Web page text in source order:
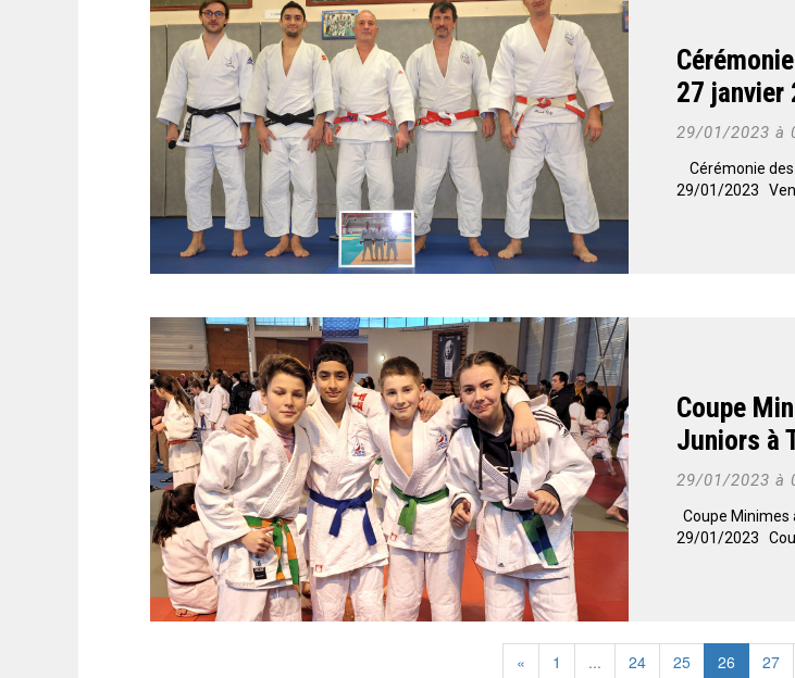
27 janvier
29/01/2023 à
Cérémonie
29/01/2023
Coupe
Juniors à
29/01/2023 à
Coupe Minimes
29/01/2023
« 1 ... 24 25 26 27